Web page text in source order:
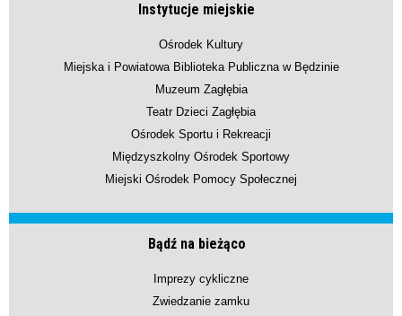
Instytucje miejskie
Ośrodek Kultury
Miejska i Powiatowa Biblioteka Publiczna w Będzinie
Muzeum Zagłębia
Teatr Dzieci Zagłębia
Ośrodek Sportu i Rekreacji
Międzyszkolny Ośrodek Sportowy
Miejski Ośrodek Pomocy Społecznej
Bądź na bieżąco
Imprezy cykliczne
Zwiedzanie zamku